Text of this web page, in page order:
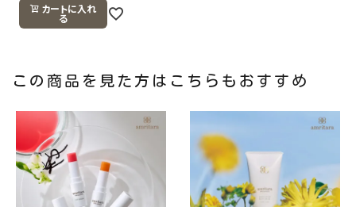
カートに入れ
る
この商品を見た方はこちらもおすすめ